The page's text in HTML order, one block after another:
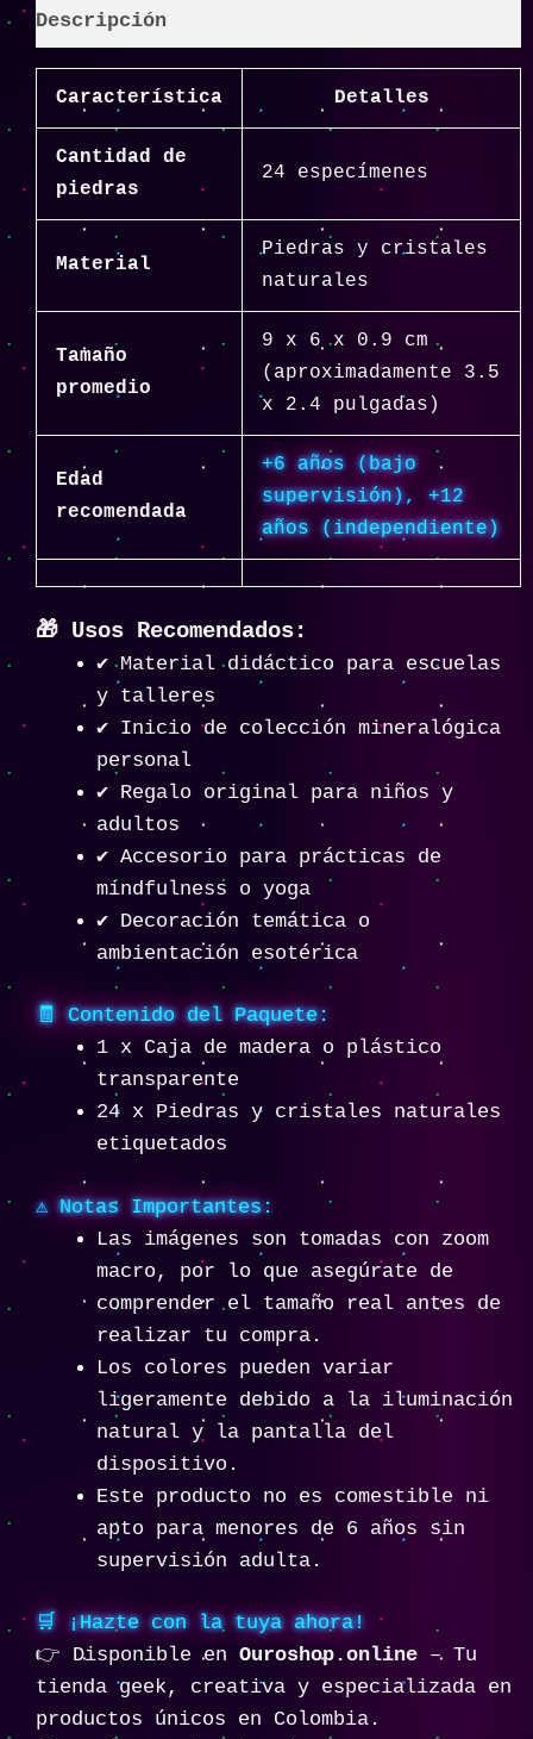
Descripción
Característica Detalles
Cantidad de
piedras
24 especímenes
Material
Piedras y cristales
naturales
Tamaño
promedio
9 x 6 x 0.9 cm
(aproximadamente 3.5
x 2.4 pulgadas)
Edad
recomendada
+6 años (bajo
supervisión), +12
años (independiente)
🎁 Usos Recomendados:
✔️ Material didáctico para escuelas
y talleres
✔️ Inicio de colección mineralógica
personal
✔️ Regalo original para niños y
adultos
✔️ Accesorio para prácticas de
mindfulness o yoga
✔️ Decoración temática o
ambientación esotérica
🧾 Contenido del Paquete:
1 x Caja de madera o plástico
transparente
24 x Piedras y cristales naturales
etiquetados
⚠️ Notas Importantes:
Las imágenes son tomadas con zoom
macro, por lo que asegúrate de
comprender el tamaño real antes de
realizar tu compra.
Los colores pueden variar
ligeramente debido a la iluminación
natural y la pantalla del
dispositivo.
Este producto no es comestible ni
apto para menores de 6 años sin
supervisión adulta.
🛒 ¡Hazte con la tuya ahora!
👉 Disponible en Ouroshop.online – Tu
tienda geek, creativa y especializada en
productos únicos en Colombia.